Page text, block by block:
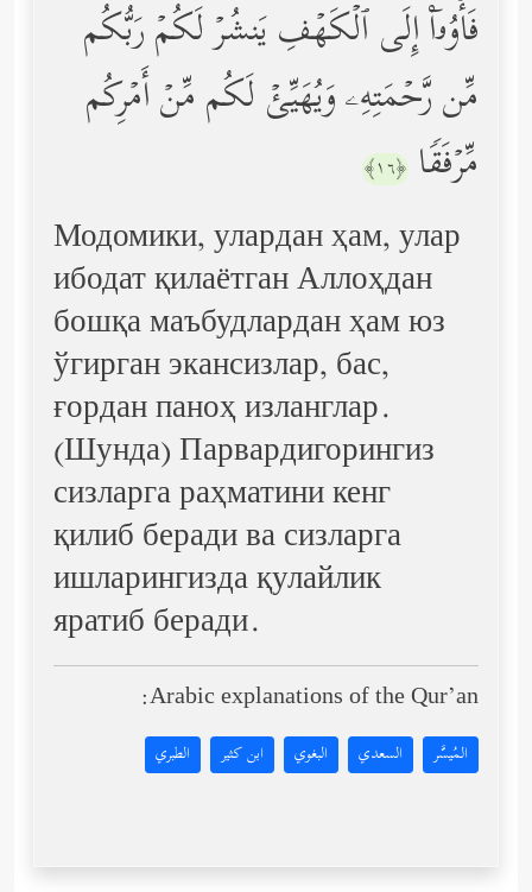
فَأۡوُۥۤاْ إِلَى ٱلۡكَهۡفِ یَنشُرۡ لَكُمۡ رَبُّكُم
مِّن رَّحۡمَتِهِۦ وَیُهَیِّئۡ لَكُم مِّنۡ أَمۡرِكُم
مِّرۡفَقࣰا ﴿١٦﴾
Модомики, улардан ҳам, улар
ибодат қилаётган Аллоҳдан
бошқа маъбудлардан ҳам юз
ўгирган экансизлар, бас,
ғордан паноҳ изланглар.
(Шунда) Парвардигорингиз
сизларга раҳматини кенг
қилиб беради ва сизларга
ишларингизда қулайлик
яратиб беради.
Arabic explanations of the Qur’an:
المُيسَّر السعدي البغوي ابن كثير الطبري